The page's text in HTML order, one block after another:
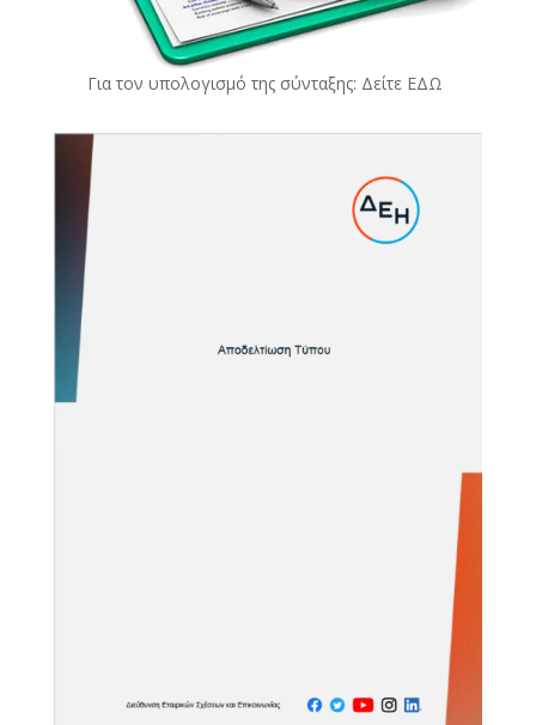
Για τον υπολογισμό της σύνταξης: Δείτε ΕΔΩ